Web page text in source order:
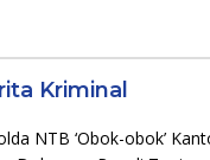
Kriminal